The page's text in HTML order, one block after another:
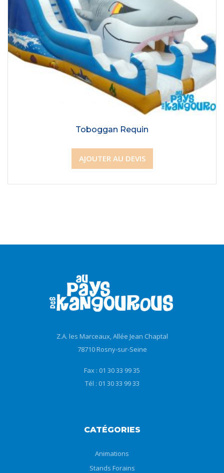
Toboggan Requin
AJOUTER AU DEVIS
Z.A. les Marceaux, Allée Jean Chaptal
78710 Rosny-sur-Seine
Fax : 01 30 33 99 35
Tél : 01 30 33 99 33
CATÉGORIES
Animations
Stands Forains